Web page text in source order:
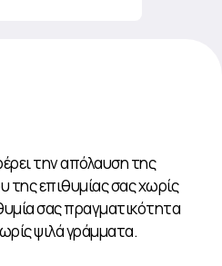
την απόλαυση της
της επιθυμίας σας χωρίς
σας πραγματικότητα
ψιλά γράμματα.